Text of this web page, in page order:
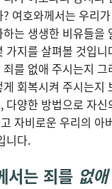
여호와께서는 우리
는 생생한 비유들을
가지를 살펴볼 것입니
를 없애 주시는지 그
회복시켜 주시는지
다양한 방법으로 자신
자비로운 우리의 아
니다.
서는 죄를 없